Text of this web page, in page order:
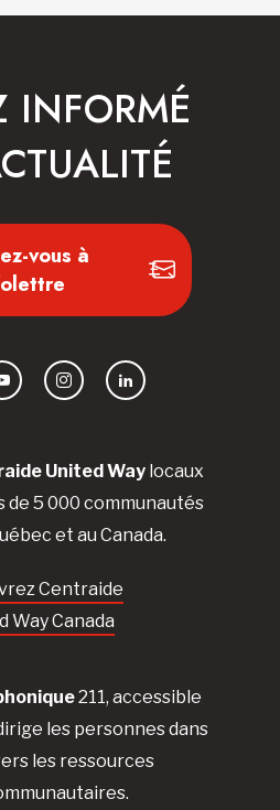
United Waylocaux
5 000 communautés
et au Canada.
Centraide
Way Canada
211, accessible
les personnes dans
les ressources
INFORMÉ
vous à
YouTubeInstagramLinkedIn